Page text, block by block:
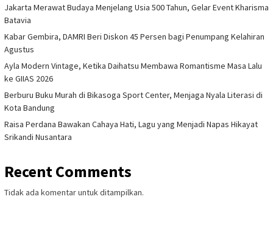
Jakarta Merawat Budaya Menjelang Usia 500 Tahun, Gelar Event Kharisma
Batavia
Kabar Gembira, DAMRI Beri Diskon 45 Persen bagi Penumpang Kelahiran
Agustus
Ayla Modern Vintage, Ketika Daihatsu Membawa Romantisme Masa Lalu
ke GIIAS 2026
Berburu Buku Murah di Bikasoga Sport Center, Menjaga Nyala Literasi di
Kota Bandung
Raisa Perdana Bawakan Cahaya Hati, Lagu yang Menjadi Napas Hikayat
Srikandi Nusantara
Recent Comments
Tidak ada komentar untuk ditampilkan.